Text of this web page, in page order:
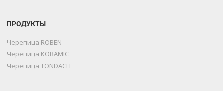
ПРОДУКТЫ
Черепица ROBEN
Черепица KORAMIC
Черепица TONDACH